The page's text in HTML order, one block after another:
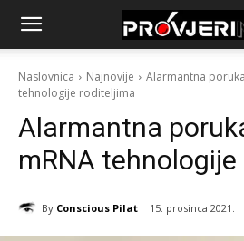
Naslovnica Najnovije
Alarmantna
tehnologije roditeljima
Alarmantna
mRNA
By Conscious Pilat 15. prosinca 2021.